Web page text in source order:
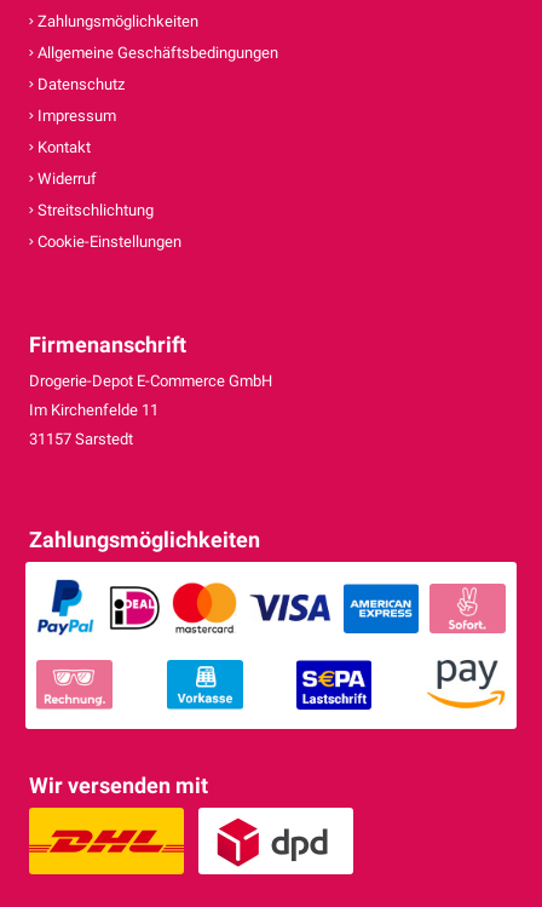
Zahlungsmöglichkeiten
Allgemeine Geschäftsbedingungen
Datenschutz
Impressum
Kontakt
Widerruf
Streitschlichtung
Cookie-Einstellungen
Firmenanschrift
Drogerie-Depot E-Commerce GmbH
Im Kirchenfelde 11
31157 Sarstedt
Zahlungsmöglichkeiten
Wir versenden mit